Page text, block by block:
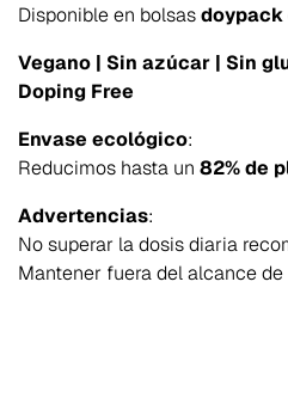
Disponible en bolsasdoypack
Vegano | Sin azúcar | Sin
Doping Free
Envase ecológico:
Reducimos hasta un 82% de
Advertencias:
No superar la dosis diaria
Mantener fuera del alcance de